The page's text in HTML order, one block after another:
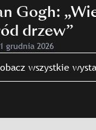
Gogh:
drzew”
grudnia 2026
wszystkie